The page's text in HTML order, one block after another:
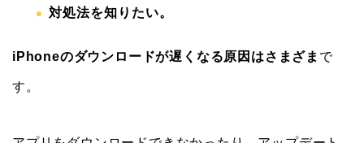
対処法を知りたい。
iPhoneのダウンロードが遅くなる原因はさまざま で
す。